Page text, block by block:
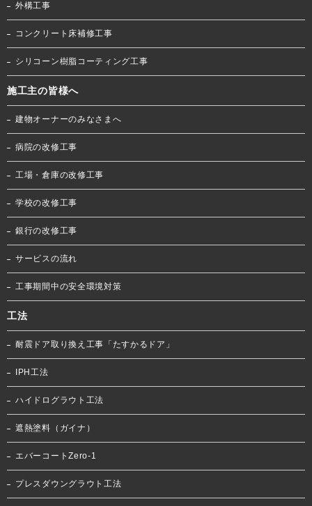
外構工事
コンクリート床補修工事
シリコーン樹脂コーティング工事
施工主の皆様へ
建物オーナーのみなさまへ
病院の改修工事
工場・倉庫の改修工事
学校の改修工事
銀行の改修工事
サービスの流れ
工事期間中の安全環境対策
工法
耐震ドア取り換え工事「たすかるドア」
IPH工法
ハイドログラウト工法
遮熱塗料（ガイナ）
エバーコートZero-1
プレスダウングラウト工法